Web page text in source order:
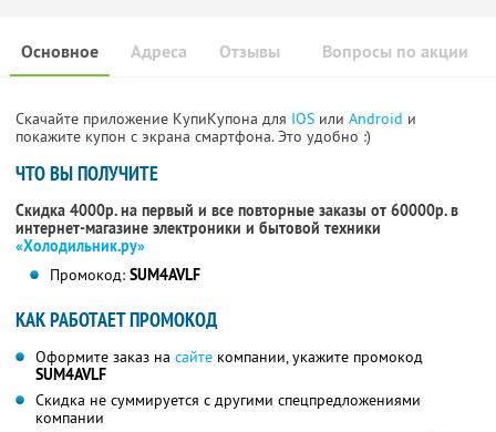
Основное Отзывы Вопросы по акции
Адреса
Скачайте приложение КупиКупона для IOS или Android и
покажите купон с экрана смартфона. Это удобно :)
ЧТО ВЫ ПОЛУЧИТЕ
Скидка 4000р. на первый и все повторные заказы от 60000р. в
интернет-магазине электроники и бытовой техники
«Холодильник.ру»
Промокод: SUM4AVLF
КАК РАБОТАЕТ ПРОМОКОД
Оформите заказ на сайте компании, укажите промокод
SUM4AVLF
Скидка не суммируется с другими спецпредложениями
компании